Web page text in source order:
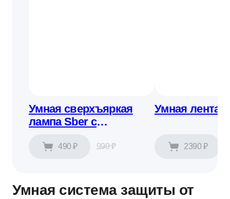
Умная сверхъяркая
лампа Sber с
E27
490 ₽ 990 ₽
Умная лента,
2390 ₽
Умная система защиты от